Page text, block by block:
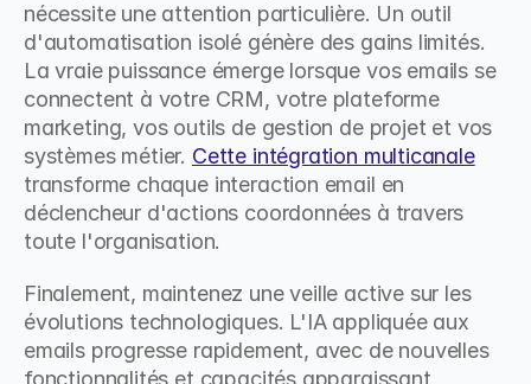
nécessite une attention particulière. Un outil
d'automatisation isolé génère des gains limités.
La vraie puissance émerge lorsque vos emails se
connectent à votre CRM, votre plateforme
marketing, vos outils de gestion de projet et vos
systèmes métier. Cette intégration multicanale
transforme chaque interaction email en
déclencheur d'actions coordonnées à travers
toute l'organisation.
Finalement, maintenez une veille active sur les
évolutions technologiques. L'IA appliquée aux
emails progresse rapidement, avec de nouvelles
fonctionnalités et capacités apparaissant